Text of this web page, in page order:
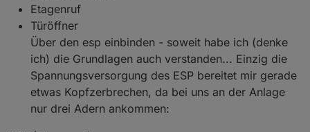
Etagenruf
Türöffner
Über den esp einbinden - soweit habe ich (denke
ich) die Grundlagen auch verstanden... Einzig die
Spannungsversorgung des ESP bereitet mir gerade
etwas Kopfzerbrechen, da bei uns an der Anlage
nur drei Adern ankommen: